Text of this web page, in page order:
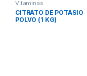
Vitaminasㅤ
CITRATO DE POTASIO
POLVO (1 KG)